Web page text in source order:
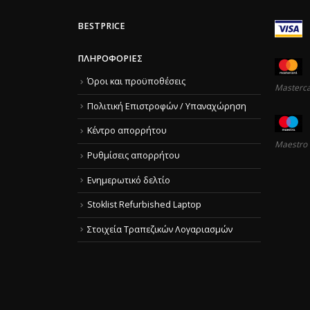
BESTPRICE
ΠΛΗΡΟΦΟΡΊΕΣ
Όροι και προϋποθέσεις
Πολιτική Επιστροφών / Υπαναχώρηση
Κέντρο απορρήτου
Ρυθμίσεις απορρήτου
Ενημερωτικό δελτίο
Stoklist Refurbished Laptop
Στοιχεία Τραπεζικών Λογαριασμών
Maestro